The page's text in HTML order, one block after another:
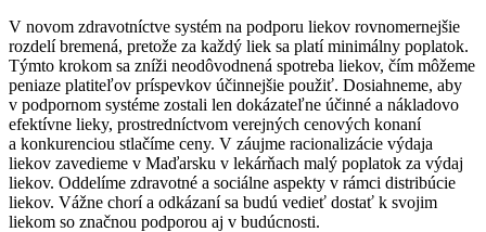
V novom zdravotníctve systém na podporu liekov rovnomernejšie
rozdelí bremená, pretože za každý liek sa platí minimálny poplatok.
Týmto krokom sa zníži neodôvodnená spotreba liekov, čím môžeme
peniaze platiteľov príspevkov účinnejšie použiť. Dosiahneme, aby
v podpornom systéme zostali len dokázateľne účinné a nákladovo
efektívne lieky, prostredníctvom verejných cenových konaní
a konkurenciou stlačíme ceny. V záujme racionalizácie výdaja
liekov zavedieme v Maďarsku v lekárňach malý poplatok za výdaj
liekov. Oddelíme zdravotné a sociálne aspekty v rámci distribúcie
liekov. Vážne chorí a odkázaní sa budú vedieť dostať k svojim
liekom so značnou podporou aj v budúcnosti.